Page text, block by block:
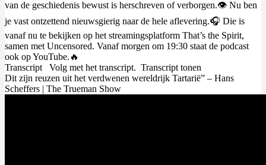
van de geschiedenis bewust is herschreven of verborgen.👁️ Nu ben
je vast ontzettend nieuwsgierig naar de hele aflevering.🎧 Die is
vanaf nu te bekijken op het streamingsplatform That’s the Spirit,
samen met Uncensored. Vanaf morgen om 19:30 staat de podcast
ook op YouTube.🔥
Transcript Volg met het transcript. Transcript tonen
Dit zijn reuzen uit het verdwenen wereldrijk Tartarië” – Hans
Scheffers | The Trueman Show